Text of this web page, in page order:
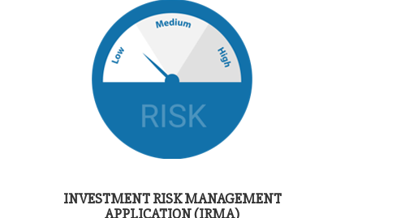
INVESTMENT RISK MANAGEMENT
APPLICATION (IRMA)